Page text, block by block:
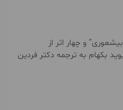
و چهار اثر از
بکهام به ترجمه دکتر فردین